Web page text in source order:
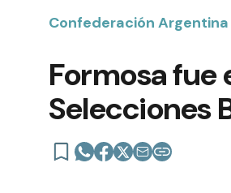
Confederación
Formosa
Selecciones